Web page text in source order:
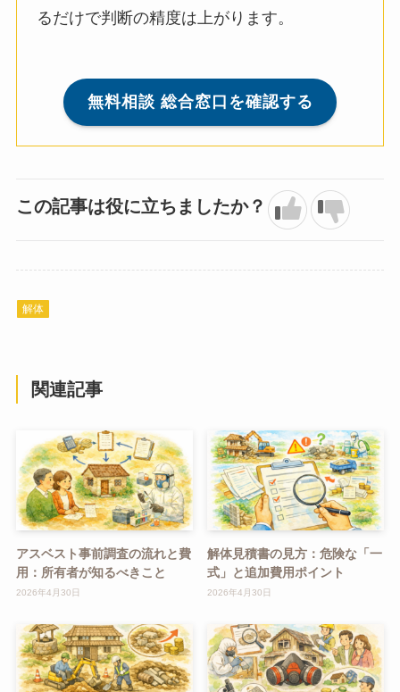
るだけで判断の精度は上がります。
無料相談 総合窓口を確認する
この記事は役に立ちましたか？
解体
関連記事
アスベスト事前調査の流れと費
用：所有者が知るべきこと
2026年4月30日
解体見積書の見方：危険な「一
式」と追加費用ポイント
2026年4月30日